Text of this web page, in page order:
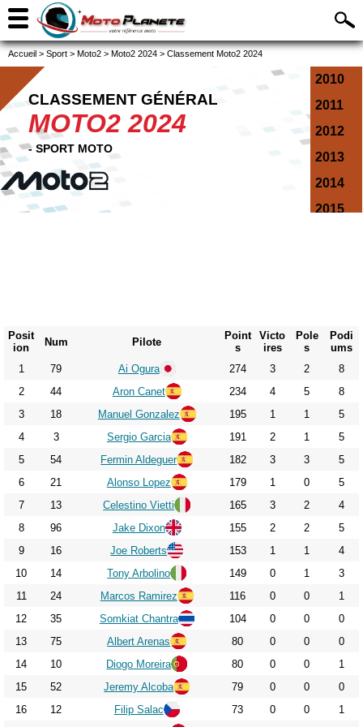
Accueil > Sport > Moto2 > Moto2 2024 > Classement Moto2 2024
2010
2011
2012
2013
2014
2015
2020
2021
2022
2023
2024
CLASSEMENT GÉNÉRAL
MOTO2 2024
- SPORT MOTO
Posit
ion
Num Pilote
Point
s
Victo
ires
Pole
s
Podi
ums
1
79 Ai Ogura 274 3 2
8
2
44 Aron Canet 234 4 5
8
3
18 Manuel Gonzalez 195 1 1
5
4
3 Sergio Garcia 191 2 1
5
5
54 Fermin Aldeguer 182 3 3
5
6
21 Alonso Lopez 179 1 0
5
7
13 Celestino Vietti 165 3 2
4
8
96 Jake Dixon 155 2 2
5
9
16 Joe Roberts 153 1 1
4
10
14 Tony Arbolino 149 0 1
3
11
24 Marcos Ramirez 116 0 0
1
12
35 Somkiat Chantra 104 0 0
0
13
75 Albert Arenas 80 0 0
0
14
10 Diogo Moreira 80 0 0
1
15
52 Jeremy Alcoba 79 0 0
0
16
12 Filip Salac 73 0 0
1